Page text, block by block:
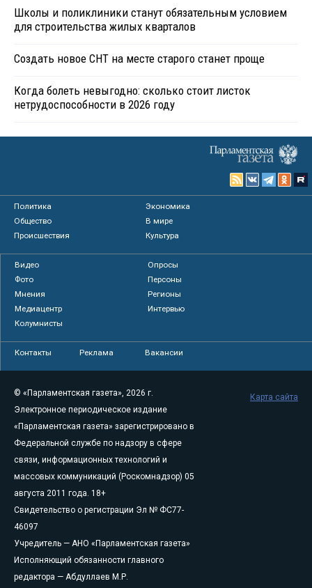
Школы и поликлиники станут обязательным условием
для строительства жилых кварталов
Создать новое СНТ на месте старого станет проще
Когда болеть невыгодно: сколько стоит листок
нетрудоспособности в 2026 году
Политика
Экономика
Общество
В мире
Происшествия
Культура
Видео
Опросы
Фото
Персоны
Мнения
Регионы
Медиацентр
Интервью
Колумнисты
Контакты Реклама Вакансии
© «Парламентская газета», 2026 г.
Электронное периодическое издание
«Парламентская газета» зарегистрировано в
Федеральной службе по надзору в сфере
связи, информационных технологий и
массовых коммуникаций (Роскомнадзор) 05
августа 2011 года. 18+
Свидетельство о регистрации Эл № ФС77-
46097
Учредитель — АНО «Парламентская газета»
Исполняющий обязанности главного
редактора — Абдуллаев М.Р.
Карта сайта